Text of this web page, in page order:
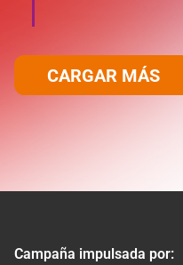
CARGAR MÁS
Campaña impulsada por: